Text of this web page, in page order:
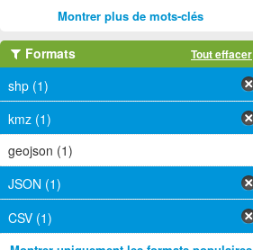
Montrer plus de mots-clés
Formats Tout effacer
shp (1)
kmz (1)
geojson (1)
JSON (1)
CSV (1)